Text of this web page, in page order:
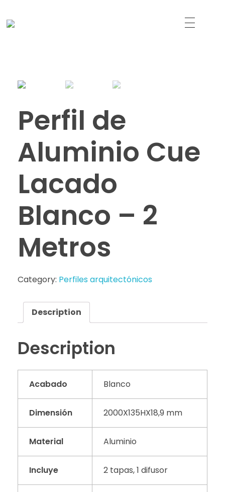
Perfil de
Aluminio Cue
Lacado
Blanco – 2
Metros
Category: Perfiles arquitectónicos
Description
Description
Acabado Blanco
Dimensión 2000X135HX18,9 mm
Material Aluminio
Incluye 2 tapas, 1 difusor